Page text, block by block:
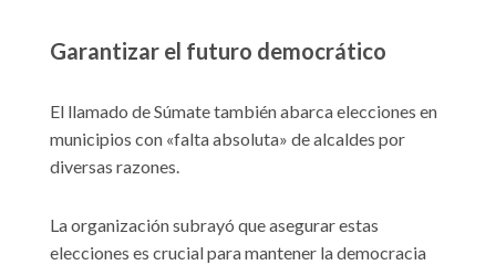
Garantizar el futuro democrático
El llamado de Súmate también abarca elecciones en
municipios con «falta absoluta» de alcaldes por
diversas razones.
La organización subrayó que asegurar estas
elecciones es crucial para mantener la democracia